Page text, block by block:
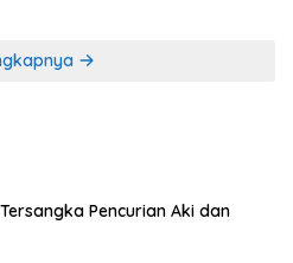
Pencurian Aki dan